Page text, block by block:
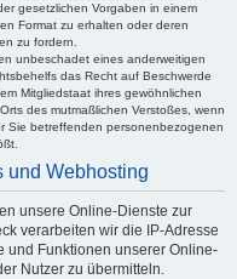
gesetzlichen Vorgaben in einem
Format zu erhalten oder deren
zu fordern.
unbeschadet eines anderweitigen
das Recht auf Beschwerde
Mitgliedstaat ihres gewöhnlichen
des mutmaßlichen Verstoßes, wenn
Sie betreffenden personenbezogenen
und Webhosting
unsere Online-Dienste zur
verarbeiten wir die IP-Adresse
und Funktionen unserer Online-
Nutzer zu übermitteln.